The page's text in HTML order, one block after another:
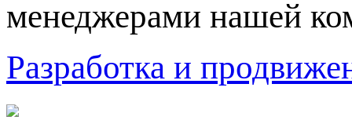
менеджерами нашей
Разработка и